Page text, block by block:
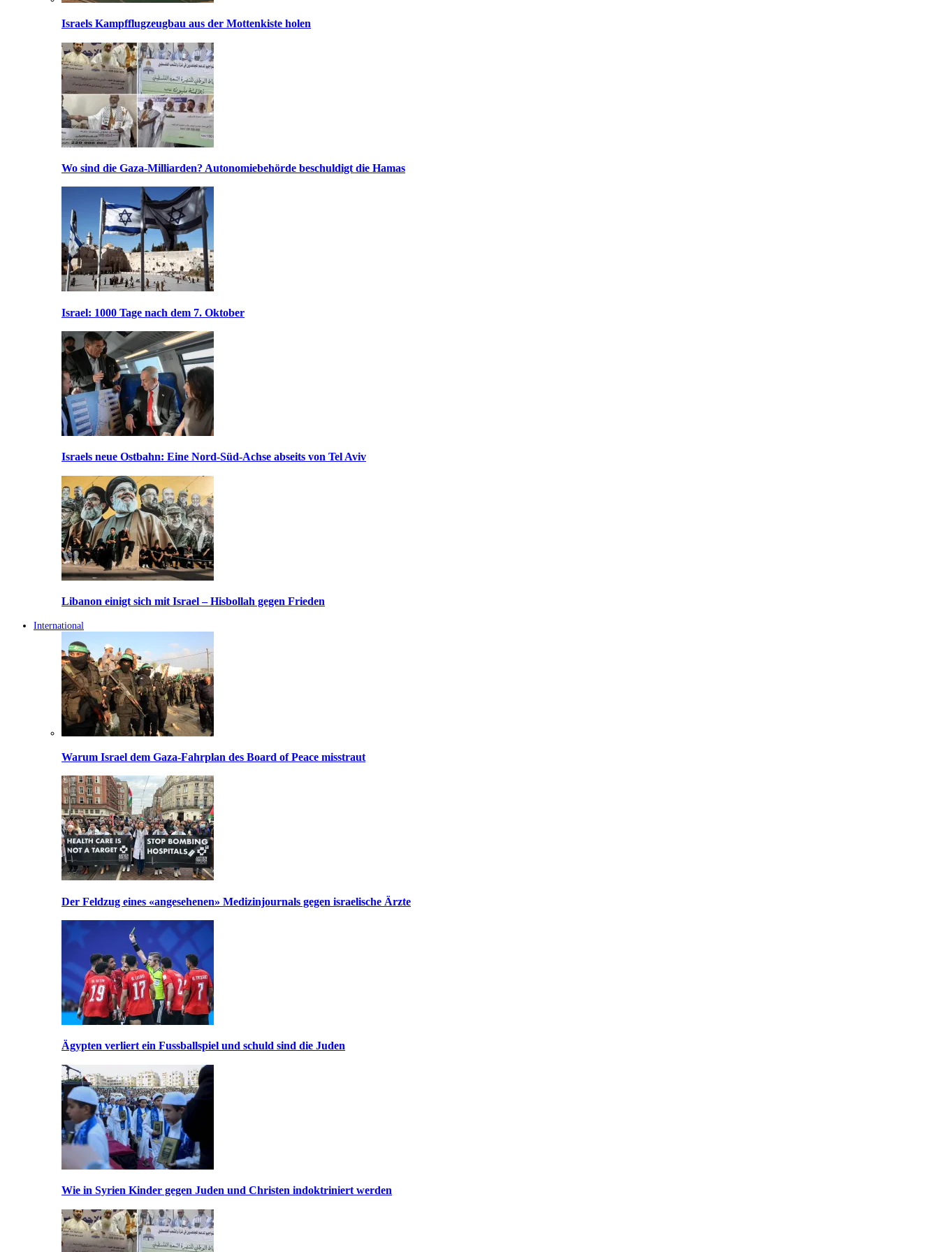
Israels Kampfflugzeugbau aus der Mottenkiste holen
Wo sind die Gaza-Milliarden? Autonomiebehörde beschuldigt die Hamas
Israel: 1000 Tage nach dem 7. Oktober
Israels neue Ostbahn: Eine Nord-Süd-Achse abseits von Tel Aviv
Libanon einigt sich mit Israel – Hisbollah gegen Frieden
International
Warum Israel dem Gaza-Fahrplan des Board of Peace misstraut
Der Feldzug eines «angesehenen» Medizinjournals gegen israelische Ärzte
Ägypten verliert ein Fussballspiel und schuld sind die Juden
Wie in Syrien Kinder gegen Juden und Christen indoktriniert werden